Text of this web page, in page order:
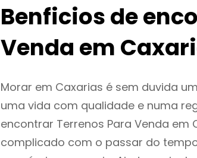
Benficios de
Venda em
Morar em Caxarias é sem duvida
uma vida com qualidade e numa
encontrar Terrenos Para Venda
complicado com o passar do